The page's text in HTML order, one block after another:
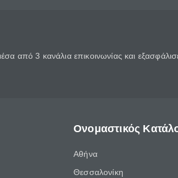
από 3 κανάλια επικοινωνίας και
Ονομαστικός
Αθήνα
Θεσσαλονίκη